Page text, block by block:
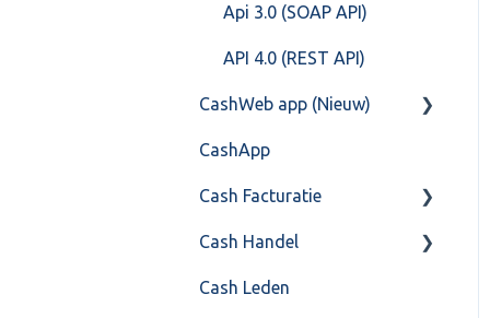
Overig
Algemeen gebruik
Api 3.0 (SOAP API)
API 4.0 (REST API)
CashWeb app (Nieuw)
Veel gestelde vragen
CashApp
Cash Facturatie
Factureren
Instellingen
Cash Handel
Inkoop
Cash Leden